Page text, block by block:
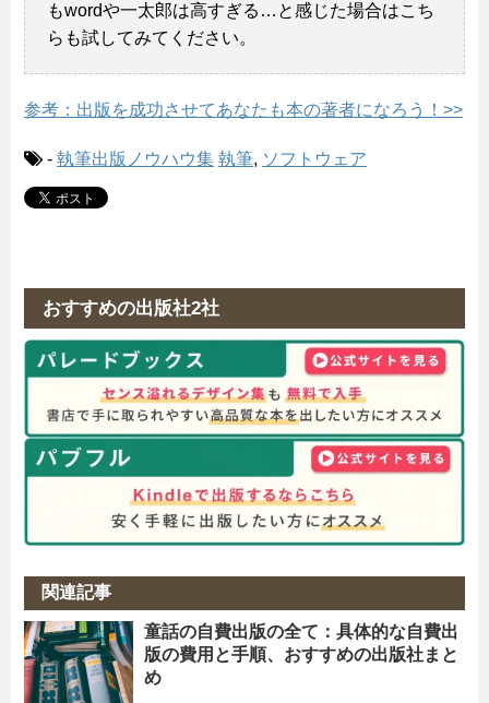
もwordや一太郎は高すぎる…と感じた場合はこち
らも試してみてください。
参考：出版を成功させてあなたも本の著者になろう！>>
- 執筆出版ノウハウ集 執筆, ソフトウェア
おすすめの出版社2社
関連記事
童話の自費出版の全て：具体的な自費出
版の費用と手順、おすすめの出版社まと
め